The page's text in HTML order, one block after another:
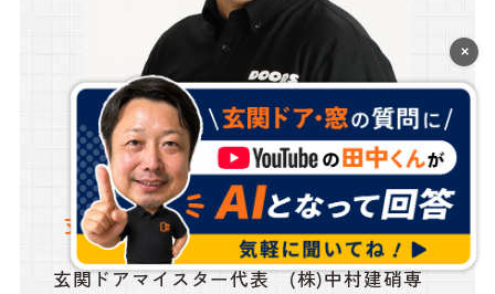
玄関ドアマイスター代表 田中 大介
玄関ドアマイスター代表 (株)中村建硝専
×